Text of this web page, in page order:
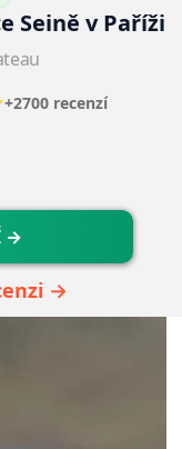
Seině v Paříži
+2700 recenzí
→
→